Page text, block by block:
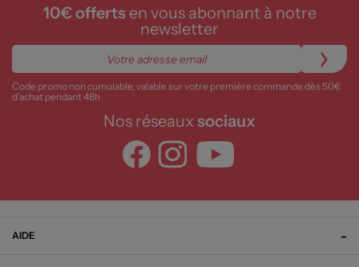
10€ offertsen vous abonnant à notre
newsletter
Code promo non cumulable, valable sur votre première commande dès 50€
d’achat pendant 48h
Nos réseaux sociaux
AIDE